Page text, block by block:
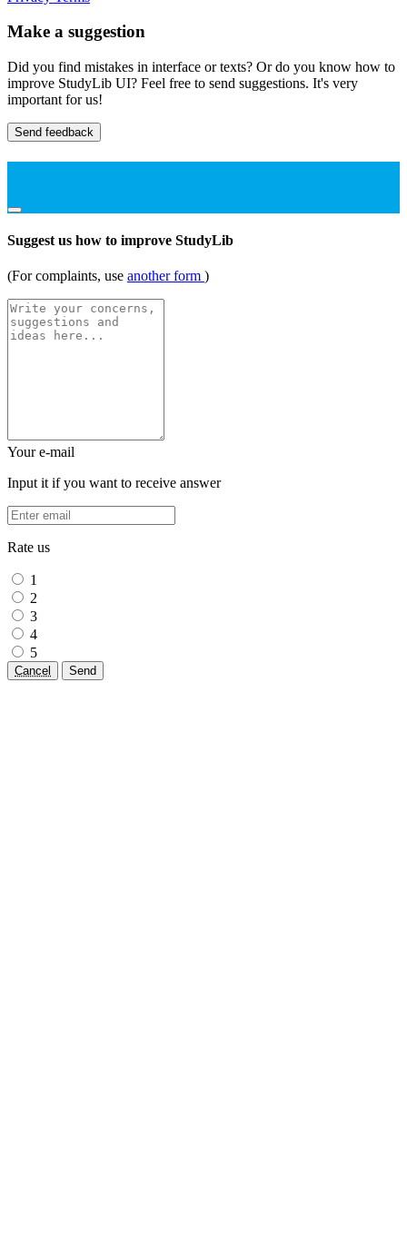
Make a suggestion
Did you find mistakes in interface or texts? Or do you know how to
improve StudyLib UI? Feel free to send suggestions. It's very
important for us!
Send feedback
Suggest us how to improve StudyLib
(For complaints, use another form )
Your e-mail
Input it if you want to receive answer
Rate us
1
2
3
4
5
Cancel Send